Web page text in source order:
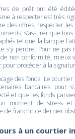
de prêt ont été
à respecter est très
des offres, respecter
s'assurer que
tel que la banque
s'y perdre. Pour ne pas
non conformité, mieux
procéder à la
des fonds. Le
bancaires pour
et que les fonds
moment de stress
franchir ce dernier
à un courtier